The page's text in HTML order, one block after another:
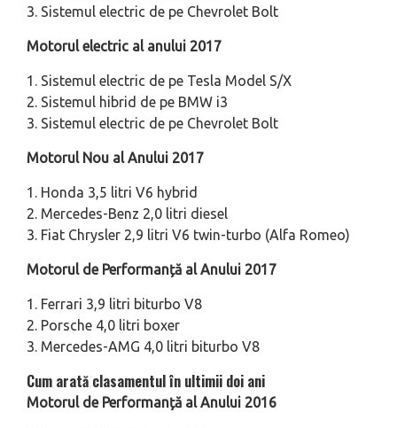
3. Sistemul electric de pe Chevrolet Bolt
Motorul electric al anului 2017
1. Sistemul electric de pe Tesla Model S/X
2. Sistemul hibrid de pe BMW i3
3. Sistemul electric de pe Chevrolet Bolt
Motorul Nou al Anului 2017
1. Honda 3,5 litri V6 hybrid
2. Mercedes-Benz 2,0 litri diesel
3. Fiat Chrysler 2,9 litri V6 twin-turbo (Alfa Romeo)
Motorul de Performanță al Anului 2017
1. Ferrari 3,9 litri biturbo V8
2. Porsche 4,0 litri boxer
3. Mercedes-AMG 4,0 litri biturbo V8
Cum arată clasamentul în ultimii doi ani
Motorul de Performanță al Anului 2016